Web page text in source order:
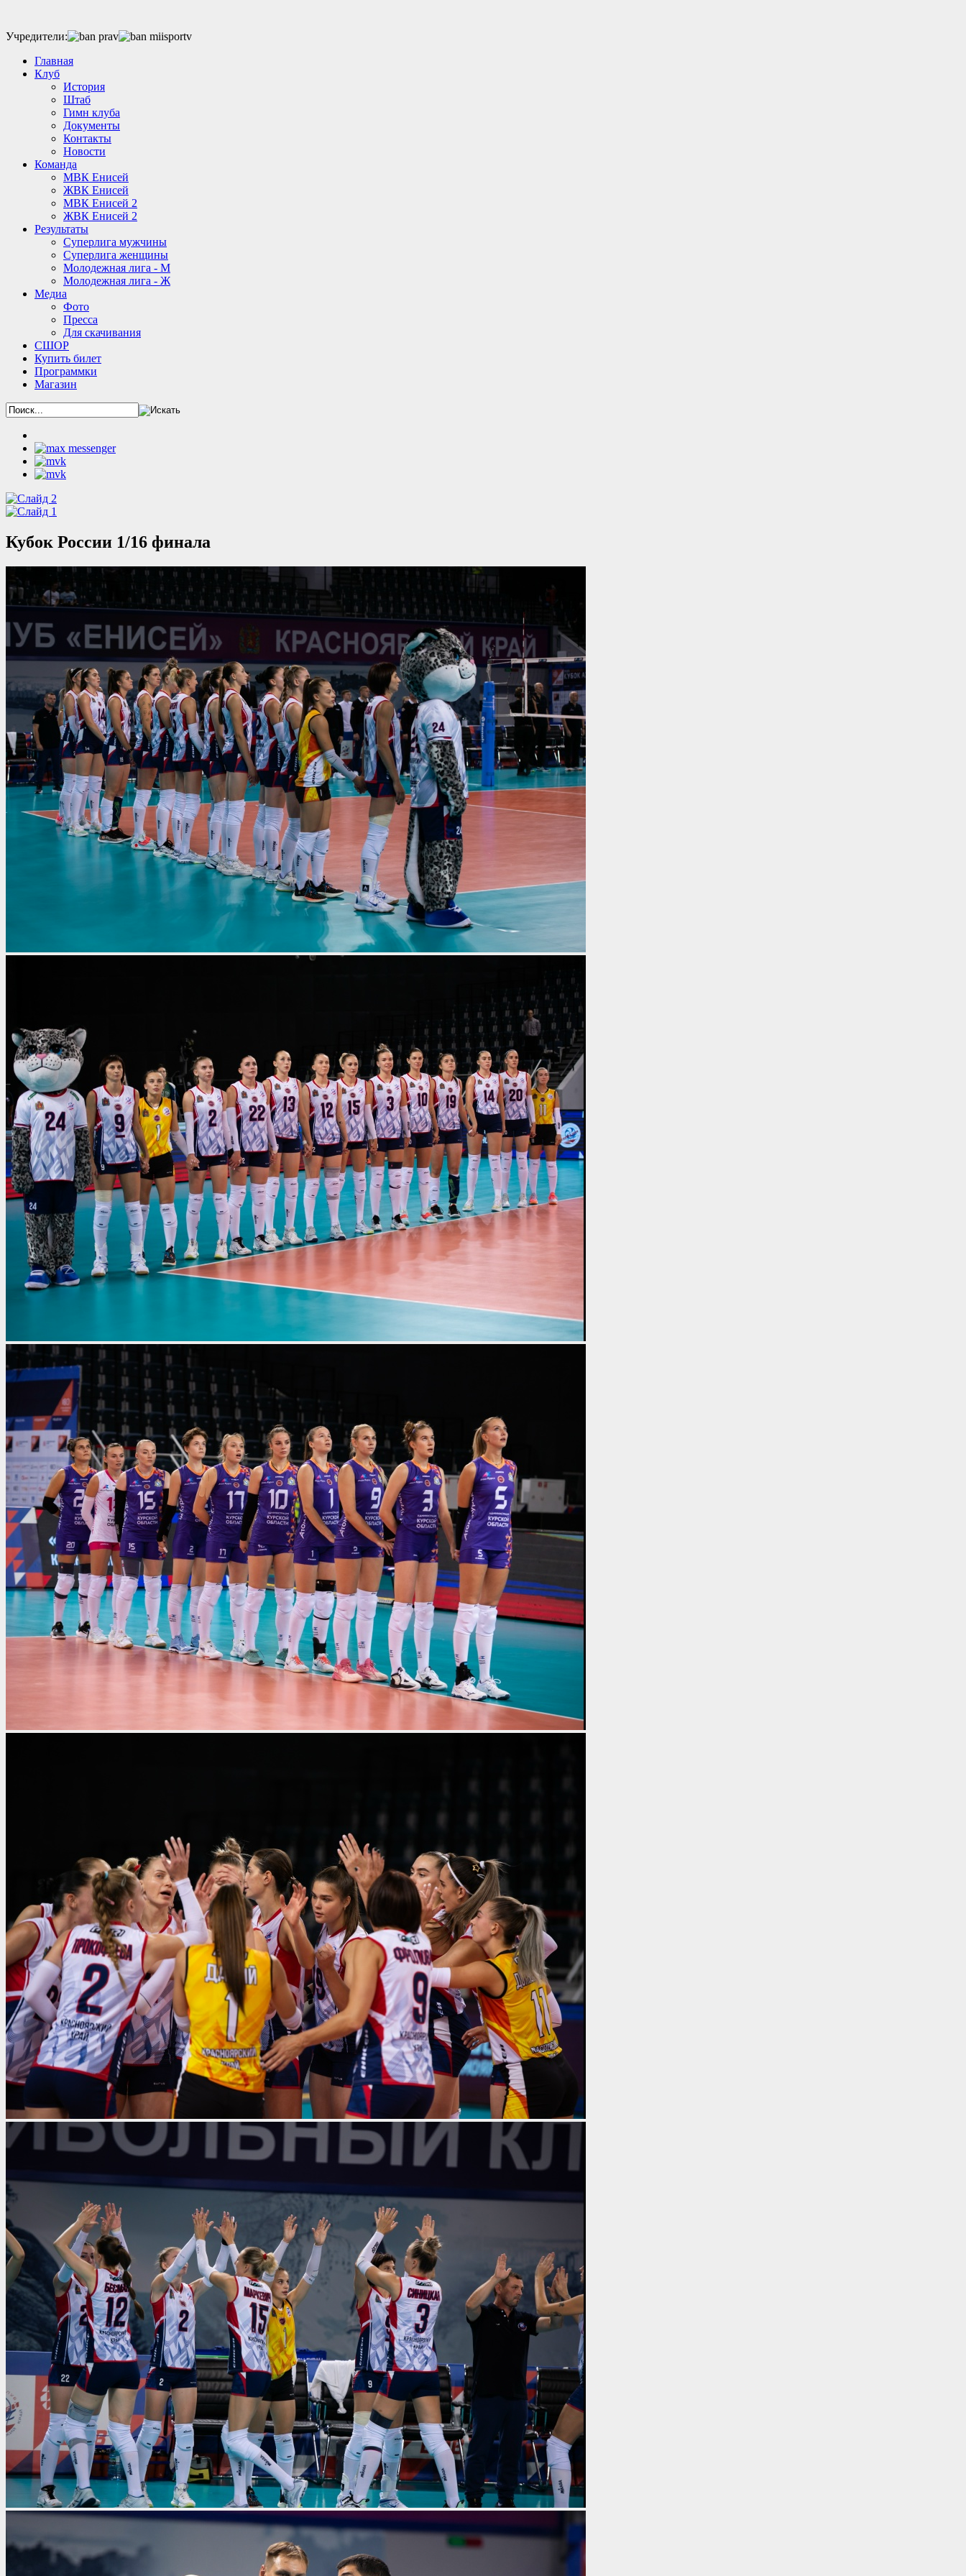
Учредители:
Главная
Клуб
История
Штаб
Гимн клуба
Документы
Контакты
Новости
Команда
МВК Енисей
ЖВК Енисей
МВК Енисей 2
ЖВК Енисей 2
Результаты
Суперлига мужчины
Суперлига женщины
Молодежная лига - М
Молодежная лига - Ж
Медиа
Фото
Пресса
Для скачивания
СШОР
Купить билет
Программки
Магазин
Кубок России 1/16 финала